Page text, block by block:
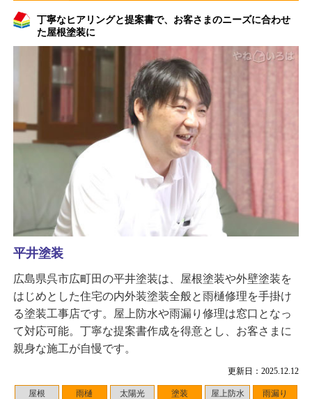
丁寧なヒアリングと提案書で、お客さまのニーズに合わせ
た屋根塗装に
更新日：2025.12.12
屋根
雨樋 太陽光
塗装
屋上防水 雨漏り
平井塗装
広島県呉市広町田の平井塗装は、屋根塗装や外壁塗装を
はじめとした住宅の内外装塗装全般と雨樋修理を手掛け
る塗装工事店です。屋上防水や雨漏り修理は窓口となっ
て対応可能。丁寧な提案書作成を得意とし、お客さまに
親身な施工が自慢です。